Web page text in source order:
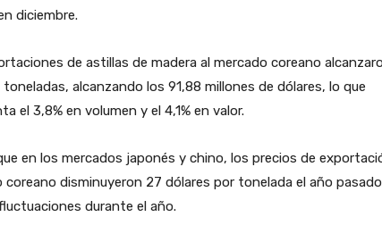
diciembre.
de astillas de madera al mercado coreano
alcanzando los 91,88 millones de dólares, lo que
el 3,8% en volumen y el 4,1% en valor.
en los mercados japonés y chino, los precios de
coreano disminuyeron 27 dólares por tonelada el año
durante el año.